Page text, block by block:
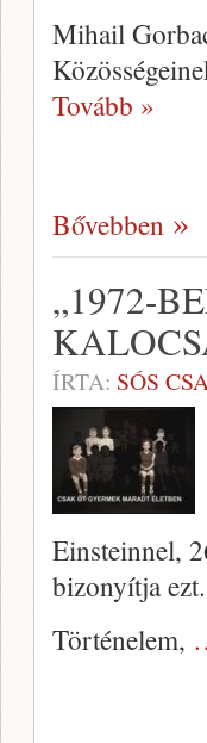
Mihail
Tovább »
Bővebben
„1972-
ÍRTA: SÓS
Einsteinnel,
bizonyítja ezt.
Történelem,